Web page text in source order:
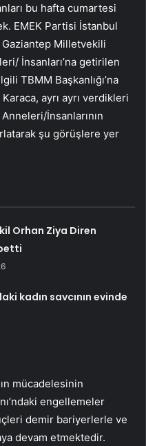
bu hafta cumartesi
EMEK Partisi İstanbul
Milletvekili
İnsanları’na getirilen
TBMM Başkanlığı’na
ayrı ayrı verdikleri
İnsanlarının
şu görüşlere yer
Orhan Ziya Diren
kadın savcının evinde
mücadelesinin
engellemeler
demir bariyerlerle ve
devam etmektedir.